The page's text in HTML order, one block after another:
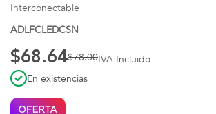
Interconectable
ADLFCLEDCSN
$68.64$78.00IVA Incluido
En existencias